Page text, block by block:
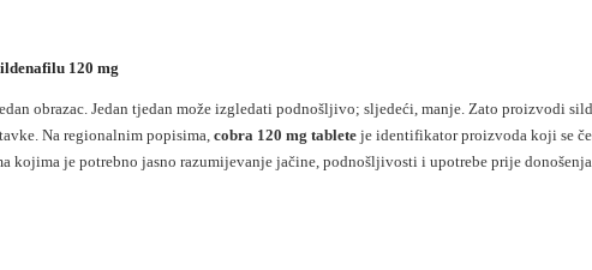
120 mg
obrazac. Jedan tjedan može izgledati podnošljivo; sljedeći, manje. Zato proizvodi
Na regionalnim popisima, cobra 120 mg tablete je identifikator proizvoda koji se
kojima je potrebno jasno razumijevanje jačine, podnošljivosti i upotrebe prije